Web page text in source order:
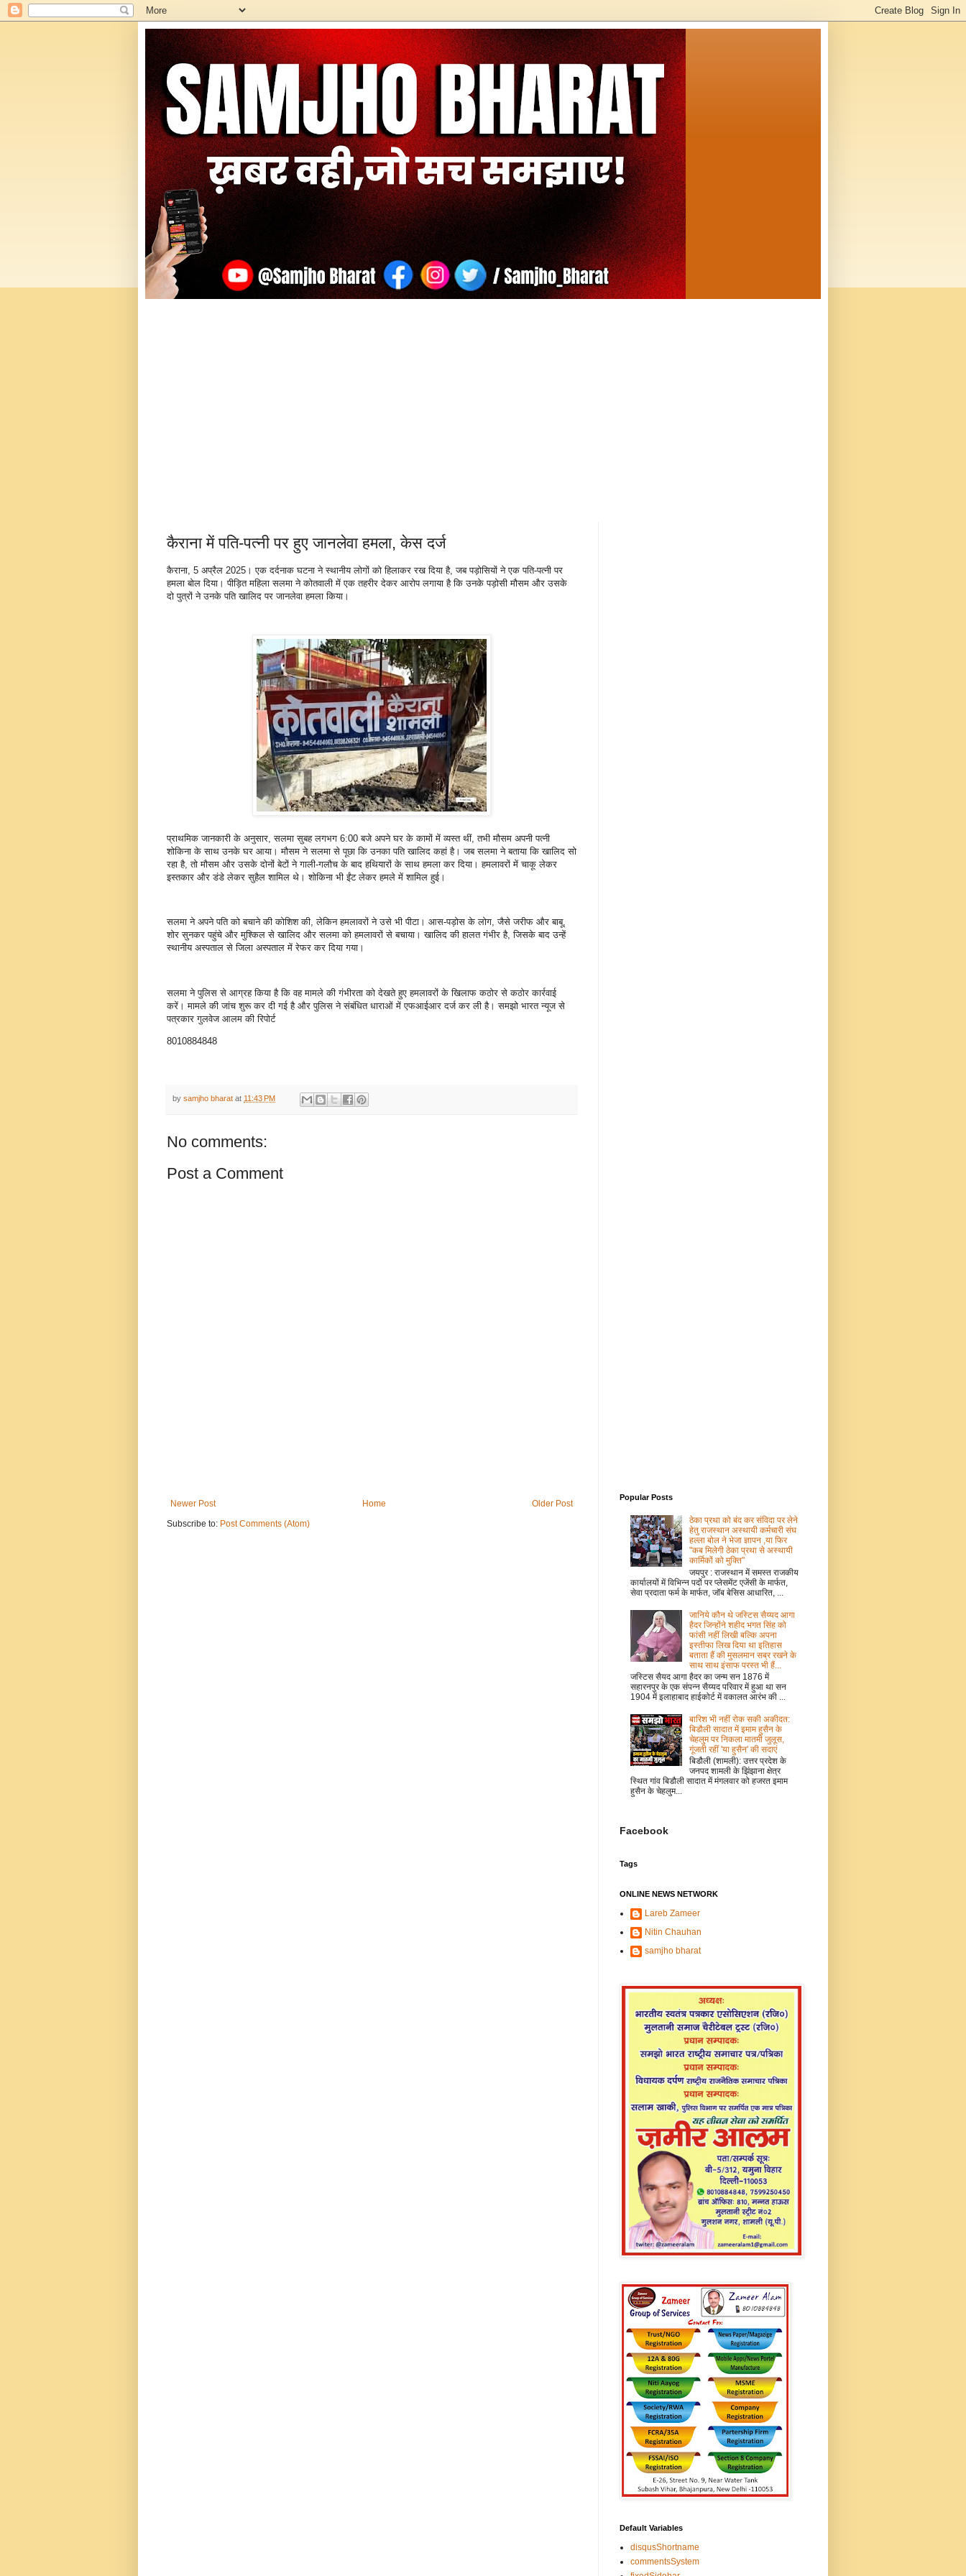
कैराना में पति-पत्नी पर हुए जानलेवा हमला, केस दर्ज
कैराना, 5 अप्रैल 2025। एक दर्दनाक घटना ने स्थानीय लोगों को हिलाकर रख दिया है, जब पड़ोसियों ने एक पति-पत्नी पर
हमला बोल दिया। पीड़ित महिला सलमा ने कोतवाली में एक तहरीर देकर आरोप लगाया है कि उनके पड़ोसी मौसम और उसके
दो पुत्रों ने उनके पति खालिद पर जानलेवा हमला किया।
प्राथमिक जानकारी के अनुसार, सलमा सुबह लगभग 6:00 बजे अपने घर के कामों में व्यस्त थीं, तभी मौसम अपनी पत्नी
शोकिना के साथ उनके घर आया। मौसम ने सलमा से पूछा कि उनका पति खालिद कहां है। जब सलमा ने बताया कि खालिद सो
रहा है, तो मौसम और उसके दोनों बेटों ने गाली-गलौच के बाद हथियारों के साथ हमला कर दिया। हमलावरों में चाकू लेकर
इस्तकार और डंडे लेकर सुहैल शामिल थे। शोकिना भी ईंट लेकर हमले में शामिल हुई।
सलमा ने अपने पति को बचाने की कोशिश की, लेकिन हमलावरों ने उसे भी पीटा। आस-पड़ोस के लोग, जैसे जरीफ और बाबू,
शोर सुनकर पहुंचे और मुश्किल से खालिद और सलमा को हमलावरों से बचाया। खालिद की हालत गंभीर है, जिसके बाद उन्हें
स्थानीय अस्पताल से जिला अस्पताल में रेफर कर दिया गया।
सलमा ने पुलिस से आग्रह किया है कि वह मामले की गंभीरता को देखते हुए हमलावरों के खिलाफ कठोर से कठोर कार्रवाई
करें। मामले की जांच शुरू कर दी गई है और पुलिस ने संबंधित धाराओं में एफआईआर दर्ज कर ली है। समझो भारत न्यूज से
पत्रकार गुलवेज आलम की रिपोर्ट
8010884848
by samjho bharat at 11:43 PM
No comments:
Post a Comment
Newer Post Older Post
Home
Subscribe to: Post Comments (Atom)
Popular Posts
ठेका प्रथा को बंद कर संविदा पर लेने
हेतु राजस्थान अस्थायी कर्मचारी संघ
हल्ला बोल ने भेजा ज्ञापन ,या फिर
"कब मिलेगी ठेका प्रथा से अस्थायी
कार्मिकों को मुक्ति"
जयपुर : राजस्थान में समस्त राजकीय
कार्यालयों में विभिन्न पदों पर प्लेसमेंट एजेंसी के मार्फत,
सेवा प्रदाता फर्म के मार्फत, जॉब बेसिस आधारित, ...
जानिये कौन थे जस्टिस सैय्यद आगा
हैदर जिन्होंने शहीद भगत सिंह को
फांसी नहीं लिखी बल्कि अपना
इस्तीफा लिख दिया था इतिहास
बताता हैं की मुसलमान सब्र रखने के
साथ साथ इंसाफ परस्त भी हैं...
जस्टिस सैयद आगा हैदर का जन्म सन 1876 में
सहारनपुर के एक संपन्न सैय्यद परिवार में हुआ था सन
1904 में इलाहाबाद हाईकोर्ट में वकालत आरंभ की ...
बारिश भी नहीं रोक सकी अकीदत:
बिडौली सादात में इमाम हुसैन के
चेहलुम पर निकला मातमी जुलूस,
गूंजती रहीं 'या हुसैन' की सदाएं
बिडौली (शामली): उत्तर प्रदेश के
जनपद शामली के झिंझाना क्षेत्र
स्थित गांव बिडौली सादात में मंगलवार को हजरत इमाम
हुसैन के चेहलुम...
Facebook
Tags
ONLINE NEWS NETWORK
Lareb Zameer
Nitin Chauhan
samjho bharat
Default Variables
disqusShortname
commentsSystem